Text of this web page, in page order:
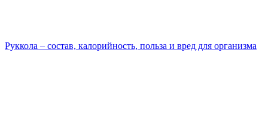
Руккола – состав, калорийность, польза и вред для организма